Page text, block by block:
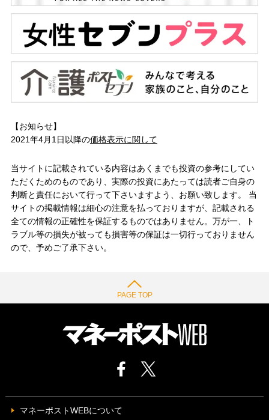
【お知らせ】
2021年4月1日以降の価格表示に関して
当サイトに記載されている内容はあくまでも投資の参考にしてい
ただくためのものであり、実際の投資にあたっては読者ご自身の
判断と責任において行って下さいますよう、お願い致します。 当
サイトの掲載情報は細心の注意を払っておりますが、記載される
全ての情報の正確性を保証するものではありません。万が一、ト
ラブル等の損失が被っても損害等の保証は一切行っておりません
ので、予めご了承下さい。
PAGE TOP
マネーポストWEBについて